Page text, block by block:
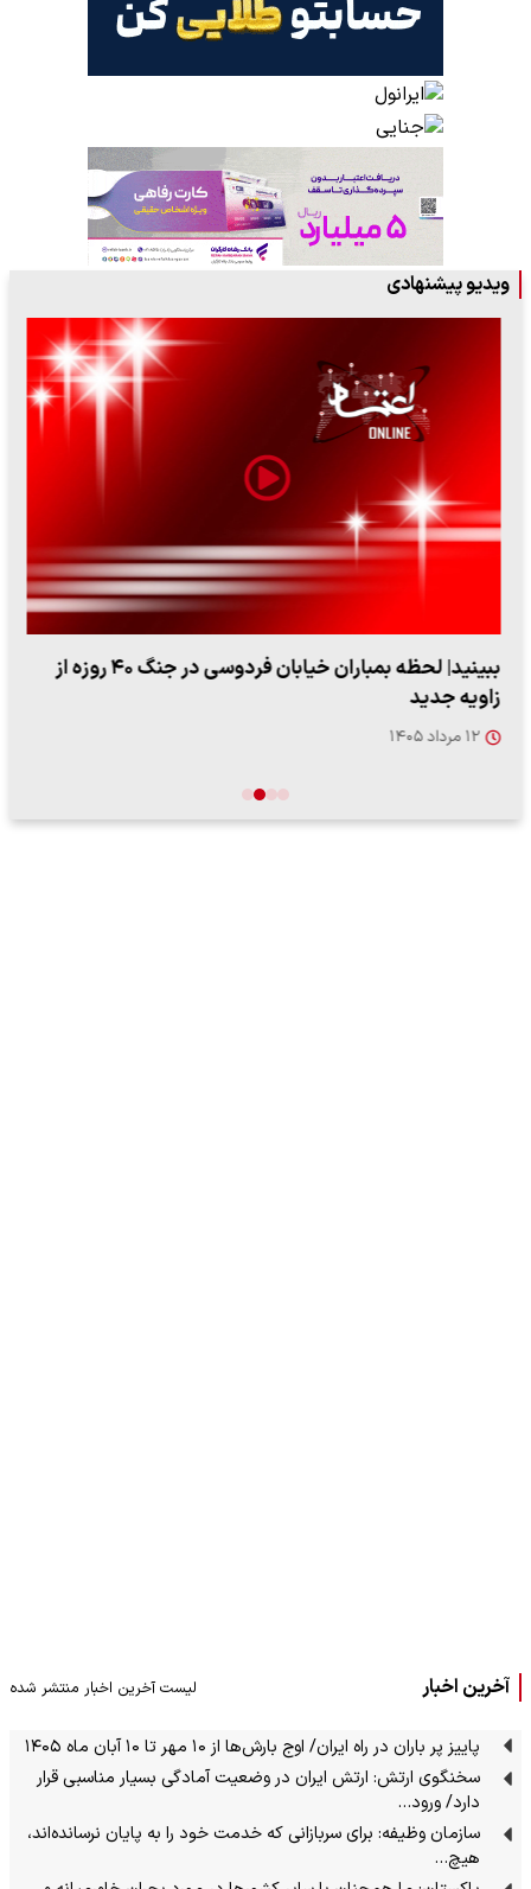
ویدیو پیشنهادی
ببینید| لحظه بمباران خیابان فردوسی در جنگ ۴۰ روزه از
زاویه جدید
۱۲ مرداد ۱۴۰۵
آخرین اخبار لیست آخرین اخبار منتشر شده
پاییز پر باران در راه ایران/ اوج بارش‌ها از ۱۰ مهر تا ۱۰ آبان ماه ۱۴۰۵
سخنگوی ارتش: ارتش ایران در وضعیت آمادگی بسیار مناسبی قرار
دارد/ ورود…
سازمان وظیفه: برای سربازانی که خدمت خود را به پایان نرسانده‌اند،
هیچ…